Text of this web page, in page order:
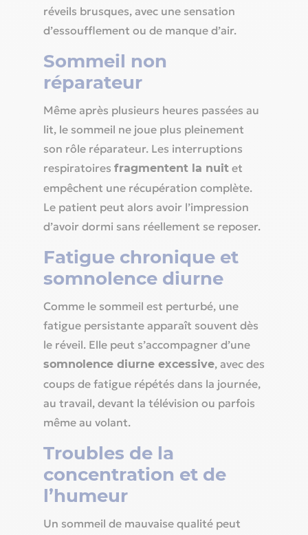
réveils brusques, avec une sensation
d’essoufflement ou de manque d’air.
Sommeil non
réparateur
Même après plusieurs heures passées au
lit, le sommeil ne joue plus pleinement
son rôle réparateur. Les interruptions
respiratoires fragmentent la nuitet
empêchent une récupération complète.
Le patient peut alors avoir l’impression
d’avoir dormi sans réellement se reposer.
Fatigue chronique et
somnolence diurne
Comme le sommeil est perturbé, une
fatigue persistante apparaît souvent dès
le réveil. Elle peut s’accompagner d’une
somnolence diurne excessive, avec des
coups de fatigue répétés dans la journée,
au travail, devant la télévision ou parfois
même au volant.
Troubles de la
concentration et de
l’humeur
Un sommeil de mauvaise qualité peut